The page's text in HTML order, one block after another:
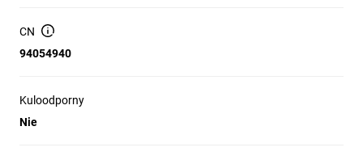
CN
94054940
Kuloodporny
Nie